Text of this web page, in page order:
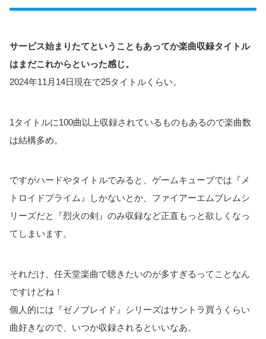
サービス始まりたてということもあってか楽曲収録タイトル
はまだこれからといった感じ。
2024年11月14日現在で25タイトルくらい。
1タイトルに100曲以上収録されているものもあるので楽曲数
は結構多め。
ですがハードやタイトルでみると、ゲームキューブでは『メ
トロイドプライム』しかないとか、ファイアーエムブレムシ
リーズだと『烈火の剣』のみ収録など正直もっと欲しくなっ
てしまいます。
それだけ、任天堂楽曲で聴きたいのが多すぎるってことなん
ですけどね！
個人的には『ゼノブレイド』シリーズはサントラ買うくらい
曲好きなので、いつか収録されるといいなあ。